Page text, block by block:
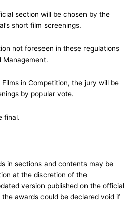
section will be chosen by the
short film screenings.
not foreseen in these regulations
Management.
in Competition, the jury will be
by popular vote.
final.
in sections and contents may be
at the discretion of the
version published on the official
awards could be declared void if